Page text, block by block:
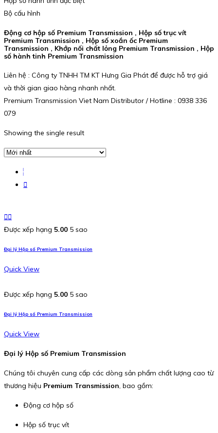
Bộ cấu hình
Động cơ hộp số Premium Transmission , Hộp số trục vít
Premium Transmission , Hộp số xoắn ốc Premium
Transmission , Khớp nối chất lỏng Premium Transmission , Hộp
số hành tinh Premium Transmission
Liên hệ : Công ty TNHH TM KT Hưng Gia Phát để được hỗ trợ giá
và thời gian giao hàng nhanh nhất.
Premium Transmission Viet Nam Distributor / Hotline : 0938 336
079
Showing the single result
Được xếp hạng 5.00 5 sao
Đại lý Hộp số Premium Transmission
Quick View
Được xếp hạng 5.00 5 sao
Đại lý Hộp số Premium Transmission
Quick View
Đại lý Hộp số Premium Transmission
Chúng tôi chuyên cung cấp các dòng sản phẩm chất lượng cao từ
thương hiệu Premium Transmission, bao gồm:
Động cơ hộp số
Hộp số trục vít